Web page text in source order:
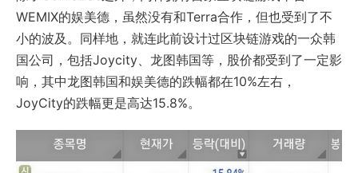
WEMIX的娱美德，虽然没有和Terra合作，但也受到了不
小的波及。同样地，就连此前设计过区块链游戏的一众韩
国公司，包括Joycity、龙图韩国等，股价都受到了一定影
响，其中龙图韩国和娱美德的跌幅都在10%左右，
JoyCity的跌幅更是高达15.8%。